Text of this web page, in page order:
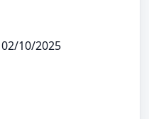
10/2025